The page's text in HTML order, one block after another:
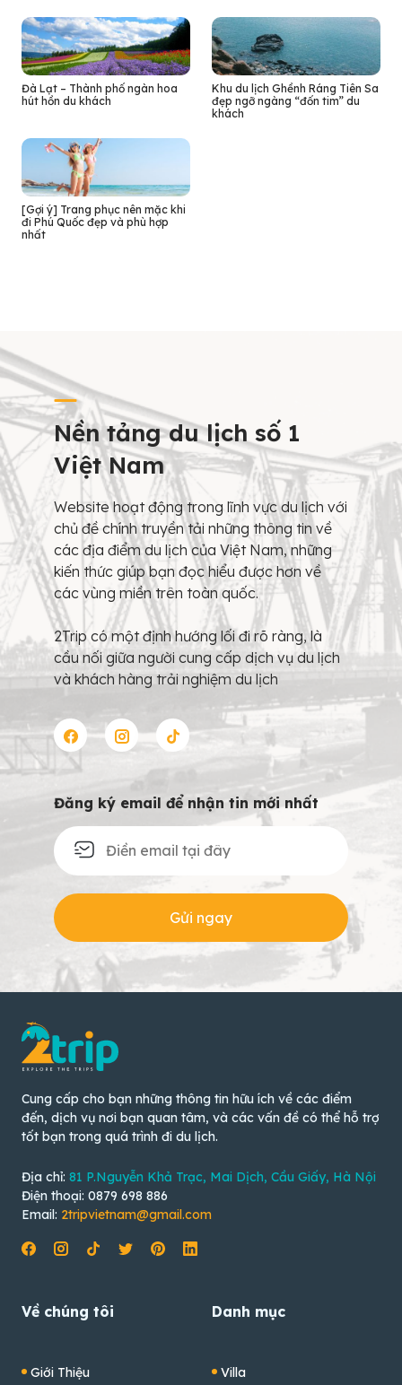
Đà Lạt – Thành phố ngàn hoa
hút hồn du khách
Khu du lịch Ghềnh Ráng Tiên Sa
đẹp ngỡ ngàng “đốn tim” du
khách
[Gợi ý] Trang phục nên mặc khi
đi Phú Quốc đẹp và phù hợp
nhất
Nền tảng du lịch số 1
Việt Nam
Website hoạt động trong lĩnh vực du lịch với
chủ đề chính truyền tải những thông tin về
các địa điểm du lịch của Việt Nam, những
kiến thức giúp bạn đọc hiểu được hơn về
các vùng miền trên toàn quốc.
2Trip có một định hướng lối đi rõ ràng, là
cầu nối giữa người cung cấp dịch vụ du lịch
và khách hàng trải nghiệm du lịch
Đăng ký email để nhận tin mới nhất
Gửi ngay
Cung cấp cho bạn những thông tin hữu ích về các điểm
đến, dịch vụ nơi bạn quan tâm, và các vấn đề có thể hỗ trợ
tốt bạn trong quá trình đi du lịch.
Địa chỉ: 81 P.Nguyễn Khả Trạc, Mai Dịch, Cầu Giấy, Hà Nội
Điện thoại: 0879 698 886
Email: 2tripvietnam@gmail.com
Về chúng tôi
Giới Thiệu
Danh mục
Villa